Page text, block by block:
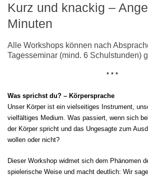
Kurz und knackig –
Minuten
Alle Workshops können nach
Tagesseminar (mind. 6 Schulstunden)
* * *
Was sprichst du? – Körpersprache
Unser Körper ist ein vielseitiges Instrument,
vielfältiges Medium. Was passiert, wenn sich
der Körper spricht und das Ungesagte zum
wollen oder nicht?
Dieser Workshop widmet sich dem Phänomen
spielerische Weise und macht deutlich: Wir